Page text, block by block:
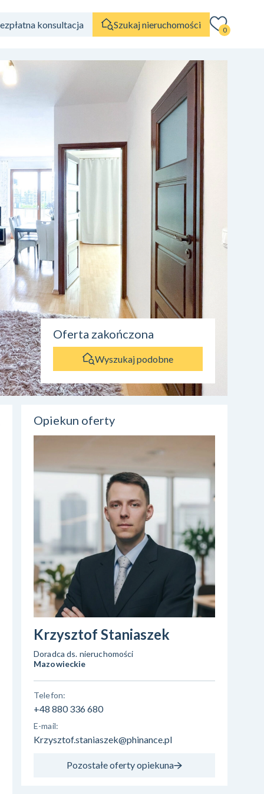
konsultacja Szukaj nieruchomości 0
Oferta zakończona
Wyszukaj podobne
Opiekun oferty
Krzysztof Staniaszek
Doradca ds. nieruchomości
Mazowieckie
Telefon:
+48 880 336 680
E-mail:
Krzysztof.staniaszek@phinance.pl
Pozostałe oferty opiekuna